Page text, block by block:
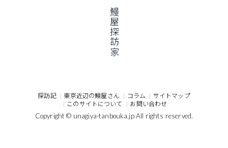
鰻屋探訪家
探訪記 東京近辺の鰻屋さん コラム
サイトマップ
このサイトについて
お問い合わせ
Copyright © unagiya-tanbouka.jp All rights reserved.